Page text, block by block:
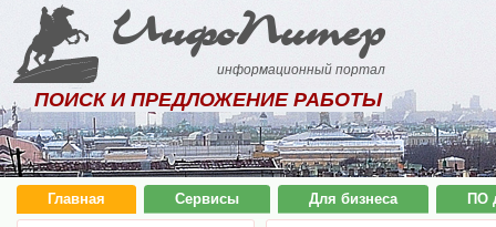
ИнфоПитер
информационный портал
ПОИСК И ПРЕДЛОЖЕНИЕ РАБОТЫ
Главная Сервисы Для бизнеса ПО